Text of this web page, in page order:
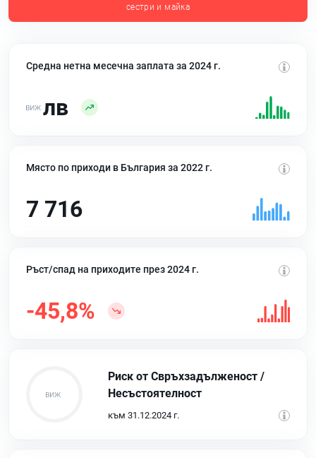
сестри и майка
Средна нетна месечна заплата за 2024 г.
лв
Място по приходи в България за 2022 г.
7 716
Ръст/спад на приходите през 2024 г.
-45,8%
Риск от Свръхзадълженост /
Несъстоятелност
към 31.12.2024 г.